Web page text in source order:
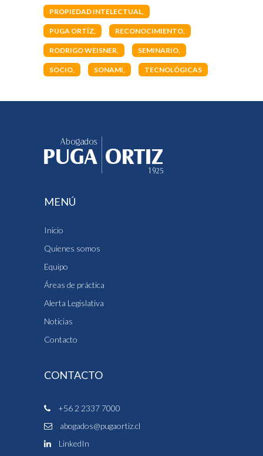
PROPIEDAD INTELECTUAL
PUGA ORTÍZ RECONOCIMIENTO
RODRIGO WEISNER SEMINARIO
SOCIO SONAMI TECNOLÓGICAS
MENÚ
Inicio
Quienes somos
Equipo
Áreas de práctica
Alerta Legislativa
Noticias
Contacto
CONTACTO
+56 2 2337 7000
abogados@pugaortiz.cl
LinkedIn